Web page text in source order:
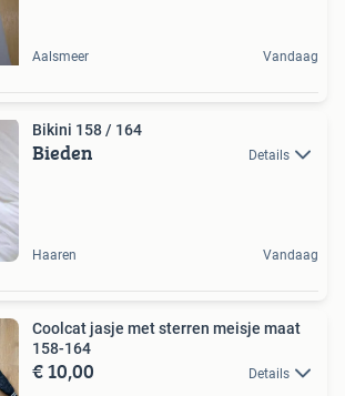
Aalsmeer Vandaag
Bikini 158 / 164
Bieden Details
Haaren Vandaag
Coolcat jasje met sterren meisje maat
158-164
€ 10,00 Details